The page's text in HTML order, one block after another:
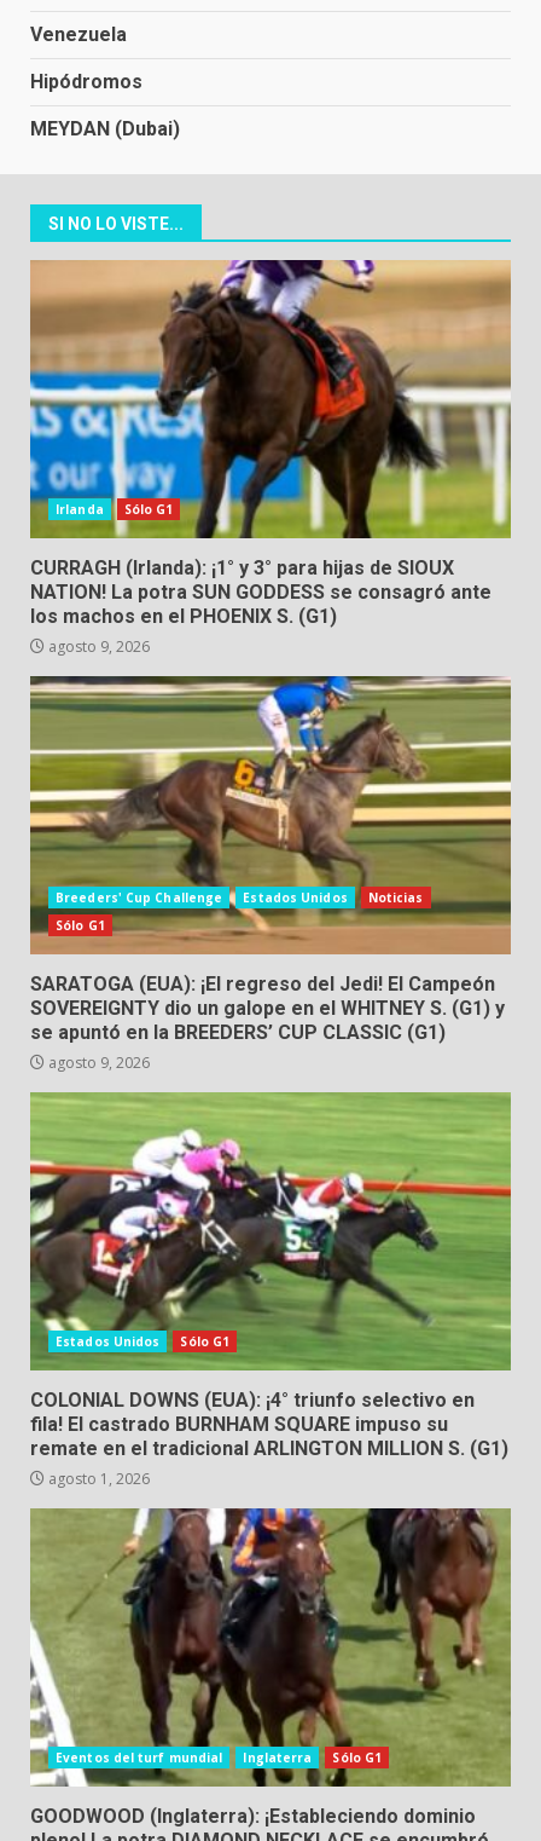
Venezuela
Hipódromos
MEYDAN (Dubai)
SI NO LO VISTE...
Irlanda Sólo G1
CURRAGH (Irlanda): ¡1° y 3° para hijas de SIOUX
NATION! La potra SUN GODDESS se consagró ante
los machos en el PHOENIX S. (G1)
agosto 9, 2026
Breeders' Cup Challenge Estados Unidos
Noticias
Sólo G1
SARATOGA (EUA): ¡El regreso del Jedi! El Campeón
SOVEREIGNTY dio un galope en el WHITNEY S. (G1) y
se apuntó en la BREEDERS’ CUP CLASSIC (G1)
agosto 9, 2026
Estados Unidos Sólo G1
COLONIAL DOWNS (EUA): ¡4° triunfo selectivo en
fila! El castrado BURNHAM SQUARE impuso su
remate en el tradicional ARLINGTON MILLION S. (G1)
agosto 1, 2026
Eventos del turf mundial Inglaterra Sólo G1
GOODWOOD (Inglaterra): ¡Estableciendo dominio